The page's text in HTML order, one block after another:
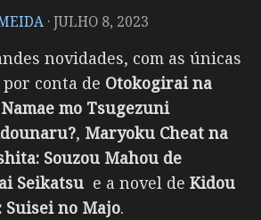
·JULHO 8, 2023
novidades, com as únicas
conta de Otokogirai na
mo Tsugezuni
, Maryoku Cheat na
Souzou Mahou de
Seikatsu e a novel de Kidou
Suisei no Majo.